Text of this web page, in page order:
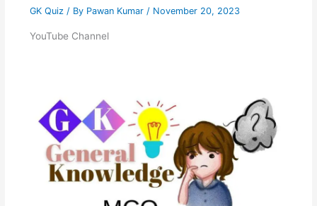
GK Quiz/ By Pawan Kumar / November 20, 2023
YouTube Channel